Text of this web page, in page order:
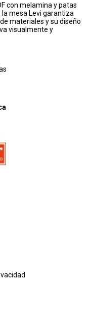
con melamina y patas
mesa Levi garantiza
materiales y su diseño
visualmente y